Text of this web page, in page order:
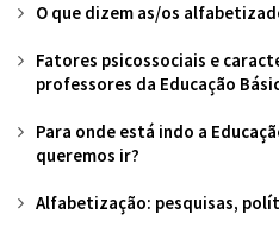
O que dizem as/os
Fatores psicossociais e
professores da Educação
Para onde está indo a
queremos ir?
Alfabetização: pesquisas,